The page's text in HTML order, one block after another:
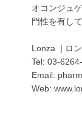
オコンジュ
門性を有し
Lonza | ロ
Tel: 03-
Email:
Web: